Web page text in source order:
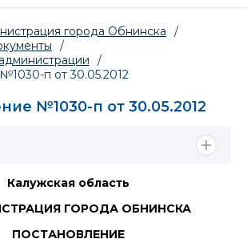
города Обнинска
/
/
/
п от 30.05.2012
№1030-п от 30.05.2012
Калужская область
ГОРОДА ОБНИНСКА
ПОСТАНОВЛЕНИЕ